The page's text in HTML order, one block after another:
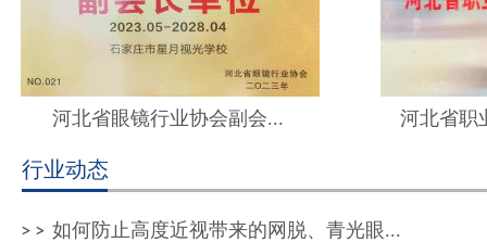
河北省眼镜行业协会副会... 河北省职
行业动态
如何防止高度近视带来的网脱、青光眼...